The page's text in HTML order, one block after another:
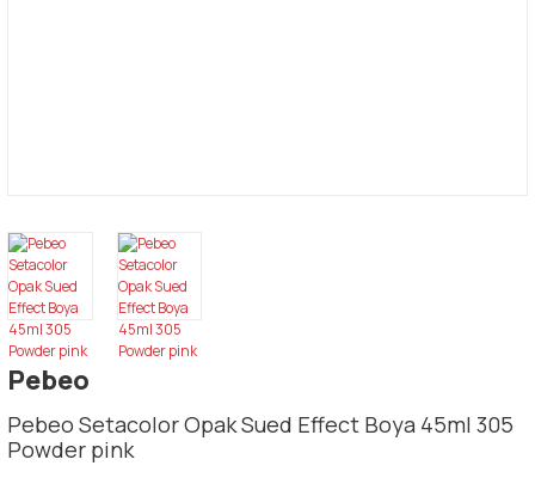
Pebeo
Pebeo Setacolor Opak Sued Effect Boya 45ml 305
Powder pink